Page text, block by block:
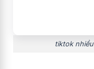
tiktok